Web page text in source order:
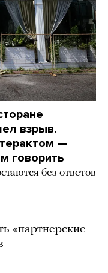
взрыв.
—
говорить
без ответов
«партнерские